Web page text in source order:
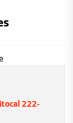
222-